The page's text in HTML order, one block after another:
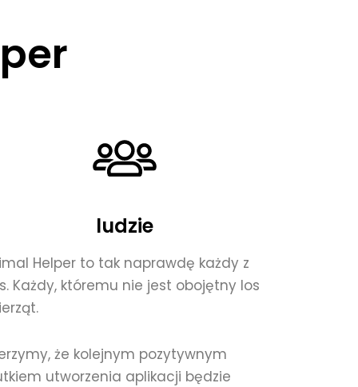
ludzie
Helper to tak naprawdę każdy z
Każdy, któremu nie jest obojętny los
że kolejnym pozytywnym
utworzenia aplikacji będzie